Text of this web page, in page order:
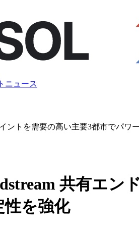
ニュース
イントを需要の高い主要3都市でパ
共有エン
を強化